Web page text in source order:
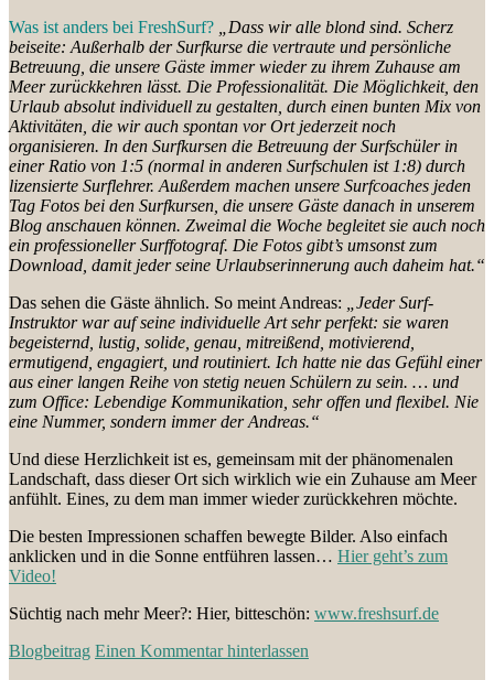
Was ist anders bei FreshSurf?
„Dass wir alle blond sind. Scherz
beiseite: Außerhalb der Surfkurse die vertraute und persönliche
Betreuung, die unsere Gäste immer wieder zu ihrem Zuhause am
Meer zurückkehren lässt. Die Professionalität. Die Möglichkeit, den
Urlaub absolut individuell zu gestalten, durch einen bunten Mix von
Aktivitäten, die wir auch spontan vor Ort jederzeit noch
organisieren. In den Surfkursen die Betreuung der Surfschüler in
einer Ratio von 1:5 (normal in anderen Surfschulen ist 1:8) durch
lizensierte Surflehrer. Außerdem machen unsere Surfcoaches jeden
Tag Fotos bei den Surfkursen, die unsere Gäste danach in unserem
Blog anschauen können. Zweimal die Woche begleitet sie auch noch
ein professioneller Surffotograf. Die Fotos gibt’s umsonst zum
Download, damit jeder seine Urlaubserinnerung auch daheim hat.“
Das sehen die Gäste ähnlich. So meint Andreas:
„Jeder Surf-
Instruktor war auf seine individuelle Art sehr perfekt: sie waren
begeisternd, lustig, solide, genau, mitreißend, motivierend,
ermutigend, engagiert, und routiniert. Ich hatte nie das Gefühl einer
aus einer langen Reihe von stetig neuen Schülern zu sein. … und
zum Office: Lebendige Kommunikation, sehr offen und flexibel. Nie
eine Nummer, sondern immer der Andreas.“
Und diese Herzlichkeit ist es, gemeinsam mit der phänomenalen
Landschaft, dass dieser Ort sich wirklich wie ein Zuhause am Meer
anfühlt. Eines, zu dem man immer wieder zurückkehren möchte.
Die besten Impressionen schaffen bewegte Bilder. Also einfach
anklicken und in die Sonne entführen lassen… Hier geht’s zum
Video!
Süchtig nach mehr Meer?: Hier, bitteschön: www.freshsurf.de
Blogbeitrag Einen Kommentar hinterlassen